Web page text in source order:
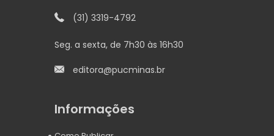
(31) 3319-4792
Seg. a sexta, de 7h30 às 16h30
editora@pucminas.br
Informações